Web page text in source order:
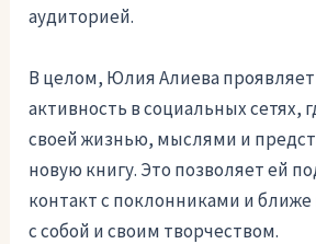
аудиторией.
В целом, Юлия Алиева
активность в социальных сетях,
своей жизнью, мыслями и
новую книгу. Это позволяет ей
контакт с поклонниками и
с собой и своим творчеством.